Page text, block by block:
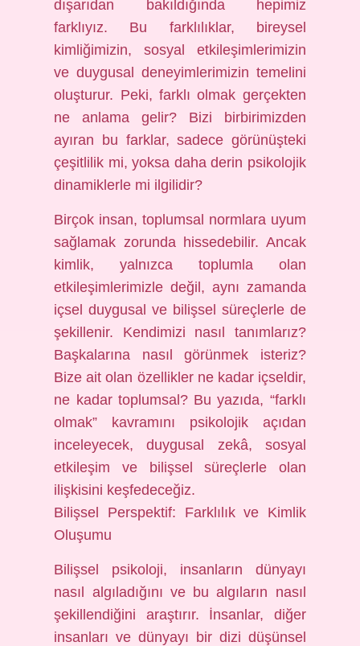
dışarıdan bakıldığında hepimiz
farklıyız. Bu farklılıklar, bireysel
kimliğimizin, sosyal etkileşimlerimizin
ve duygusal deneyimlerimizin temelini
oluşturur. Peki, farklı olmak gerçekten
ne anlama gelir? Bizi birbirimizden
ayıran bu farklar, sadece görünüşteki
çeşitlilik mi, yoksa daha derin psikolojik
dinamiklerle mi ilgilidir?
Birçok insan, toplumsal normlara uyum
sağlamak zorunda hissedebilir. Ancak
kimlik, yalnızca toplumla olan
etkileşimlerimizle değil, aynı zamanda
içsel duygusal ve bilişsel süreçlerle de
şekillenir. Kendimizi nasıl tanımlarız?
Başkalarına nasıl görünmek isteriz?
Bize ait olan özellikler ne kadar içseldir,
ne kadar toplumsal? Bu yazıda, “farklı
olmak” kavramını psikolojik açıdan
inceleyecek, duygusal zekâ, sosyal
etkileşim ve bilişsel süreçlerle olan
ilişkisini keşfedeceğiz.
Bilişsel Perspektif: Farklılık ve Kimlik
Oluşumu
Bilişsel psikoloji, insanların dünyayı
nasıl algıladığını ve bu algıların nasıl
şekillendiğini araştırır. İnsanlar, diğer
insanları ve dünyayı bir dizi düşünsel